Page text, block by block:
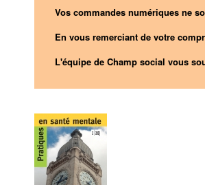
Vos commandes numériques ne
En vous remerciant de votre
L'équipe de Champ social vous